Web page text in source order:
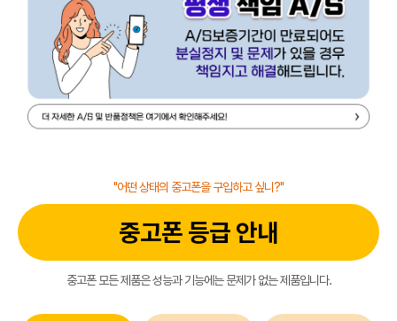
"어떤 상태의 중고폰을 구입하고 싶니?"
중고폰 등급 안내
중고폰 모든 제품은 성능과 기능에는 문제가 없는 제품입니다.